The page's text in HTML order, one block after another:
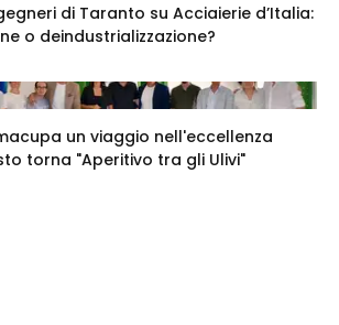
di Taranto su Acciaierie d’Italia:
o deindustrializzazione?
un viaggio nell'eccellenza
torna "Aperitivo tra gli Ulivi"